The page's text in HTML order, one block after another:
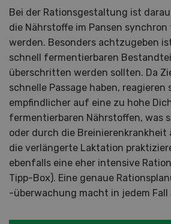
Bei der Rationsgestaltung ist
die Nährstoffe im Pansen
werden. Besonders achtzugeben
schnell fermentierbaren
überschritten werden sollten. Da
schnelle Passage haben, reagieren
empfindlicher auf eine zu hohe
fermentierbaren Nährstoffen, was
oder durch die Breinierenkrankheit
die verlängerte Laktation
ebenfalls eine eher intensive
Tipp-Box). Eine genaue
-überwachung macht in jedem Fall